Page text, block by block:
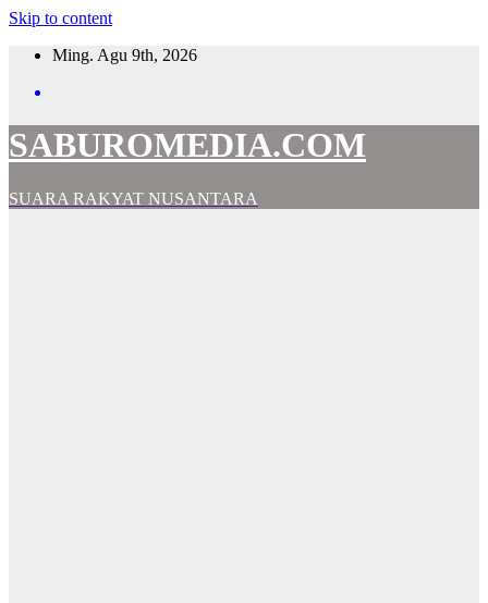
Skip to content
Ming. Agu 9th, 2026
SABUROMEDIA.COM
SUARA RAKYAT NUSANTARA